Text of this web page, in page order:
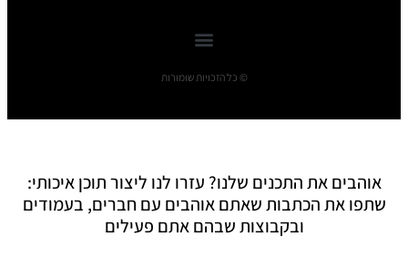
© כל הזכויות שומורות
אוהבים את התכנים שלנו? עזרו לנו ליצור תוכן איכותי:
שתפו את הכתבות שאתם אוהבים עם חברים, בעמודים
ובקבוצות שבהם אתם פעילים